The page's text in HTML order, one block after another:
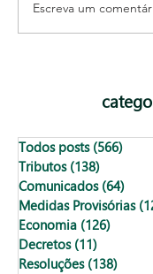
Qual a
contratar MEI
Escreva um
Todos posts (566)
Tributos (138)
Comunicados (64)
Medidas Provisórias
Economia (126)
Decretos (11)
Resoluções (138)